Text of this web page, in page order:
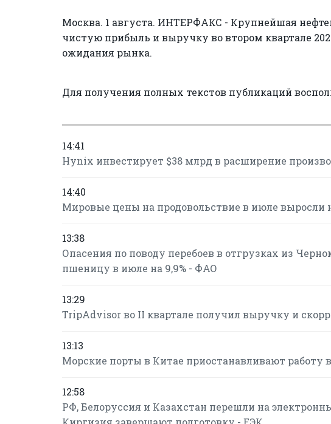
Москва. 1 августа. ИНТЕРФАКС - Крупнейшая
чистую прибыль и выручку во втором квартале
ожидания рынка.
Для получения полных текстов публикаций
14:41
Hynix инвестирует $38 млрд в расширение
14:40
Мировые цены на продовольствие в июле выросли
13:38
Опасения по поводу перебоев в отгрузках из
пшеницу в июле на 9,9% - ФАО
13:29
TripAdvisor во II квартале получил выручку и
13:13
Морские порты в Китае приостанавливают
12:58
РФ, Белоруссия и Казахстан перешли на